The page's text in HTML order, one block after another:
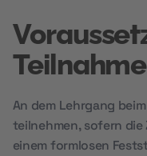
Teilnahme
An dem Lehrgang
teilnehmen, sofern
einem formlosen